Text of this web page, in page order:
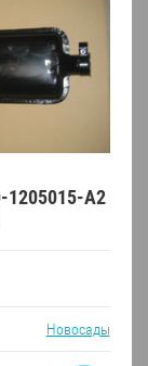
1205015-А2
Новосады